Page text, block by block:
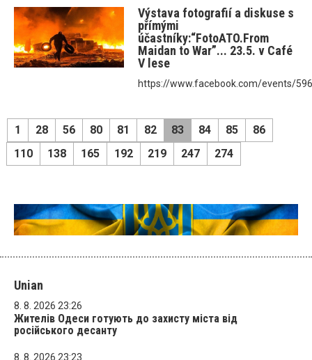
Výstava fotografií a diskuse s
přímými
účastníky:“FotoATO.From
Maidan to War”... 23.5. v Café
V lese
https://www.facebook.com/events/
1 28 56 80 81 82 83 84 85
86
110
138 165 192 219 247 274
Unian
8. 8. 2026 23:26
Жителів Одеси готують до захисту міста від
російського десанту
8. 8. 2026 23:23